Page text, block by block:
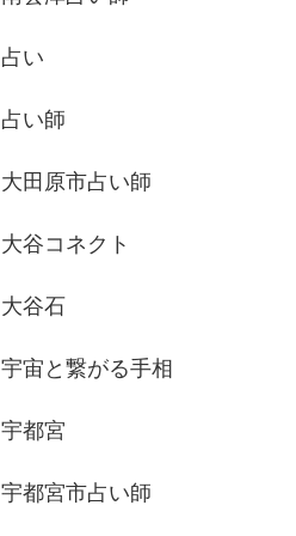
占い
占い師
大田原市占い師
大谷コネクト
大谷石
宇宙と繋がる手相
宇都宮
宇都宮市占い師